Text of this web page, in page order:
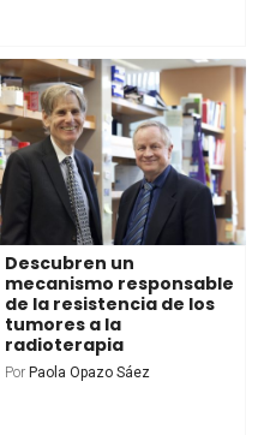
Descubren un
mecanismo responsable
de la resistencia de los
tumores a la
radioterapia
Por Paola Opazo Sáez